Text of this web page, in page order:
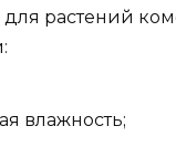
для растений
влажность;